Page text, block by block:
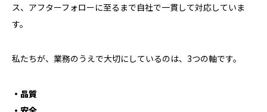
ス、アフターフォローに至るまで自社で一貫して対応していま
す。
私たちが、業務のうえで大切にしているのは、3つの軸です。
・品質